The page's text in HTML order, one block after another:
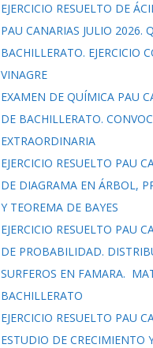
EJERCICIO RESUELTO DE
PAU CANARIAS JULIO 2026.
BACHILLERATO. EJERCICIO
VINAGRE
EXAMEN DE QUÍMICA PAU
DE BACHILLERATO.
EXTRAORDINARIA
EJERCICIO RESUELTO PAU
DE DIAGRAMA EN ÁRBOL,
Y TEOREMA DE BAYES
EJERCICIO RESUELTO PAU
DE PROBABILIDAD.
SURFEROS EN FAMARA.
BACHILLERATO
EJERCICIO RESUELTO PAU
ESTUDIO DE CRECIMIENTO